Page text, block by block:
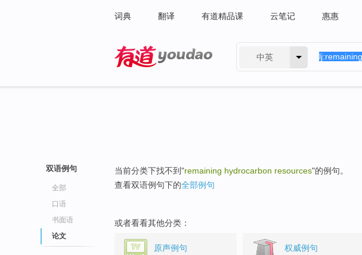
词典 翻译 有道精品课 云笔记 惠惠
中英
双语例句
全部
口语
书面语
论文
当前分类下找不到"remaining hydrocarbon resources"的例句。
查看双语例句下的全部例句
或者看看其他分类：
原声例句 权威例句